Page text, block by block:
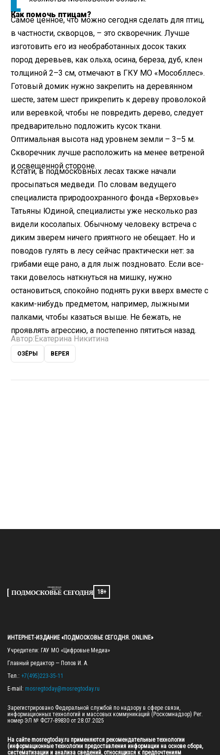
Как помочь птицам?
Самое ценное, что можно сегодня сделать для птиц,
в частности, скворцов, – это скворечник. Лучше
изготовить его из необработанных досок таких
пород деревьев, как ольха, осина, береза, дуб, клен
толщиной 2–3 см, отмечают в ГКУ МО «Мособллес».
Готовый домик нужно закрепить на деревянном
шесте, затем шест прикрепить к дереву проволокой
или веревкой, чтобы не повредить дерево, следует
предварительно подложить кусок ткани.
Оптимальная высота над уровнем земли – 3–5 м.
Скворечник лучше расположить на менее ветреной
и освещенной стороне.
Кстати, в подмосковных лесах также начали
просыпаться медведи. По словам ведущего
специалиста природоохранного фонда «Верховье»
Татьяны Юдиной, специалисты уже несколько раз
видели косолапых. Обычному человеку встреча с
диким зверем ничего приятного не обещает. Но и
поводов гулять в лесу сейчас практически нет: за
грибами еще рано, а для лыж поздновато. Если все-
таки довелось наткнуться на мишку, нужно
остановиться, спокойно поднять руки вверх вместе с
каким-нибудь предметом, например, лыжными
палками, чтобы казаться выше. Не бежать, не
проявлять агрессию, а постепенно пятиться назад.
Автор:Екатерина Никитина
ОЗЁРЫ ВЕРЕЯ
18+
ИНТЕРНЕТ-ИЗДАНИЕ «ПОДМОСКОВЬЕ СЕГОДНЯ. ONLINE»
Учредители: ГАУ МО «Цифровые Медиа»
Главный редактор — Попов И. А.
Тел.: +7(495)223-35-11
E-mail: mosregtoday@mosregtoday.ru
Зарегистрировано Федеральной службой по надзору в сфере связи,
информационных технологий и массовых коммуникаций (Роскомнадзор) Рег.
номер ЭЛ № ФС77-89830 от 28.07.2025
На сайте mosregtoday.ru применяются рекомендательные технологии
(информационные технологии предоставления информации на основе сбора,
систематизации и анализа сведений, относящихся к предпочтениям